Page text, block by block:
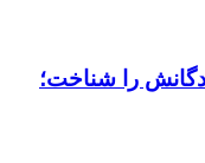
را شناخت؛